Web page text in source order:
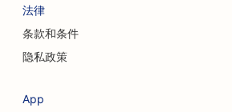
法律
条款和条件
隐私政策
App